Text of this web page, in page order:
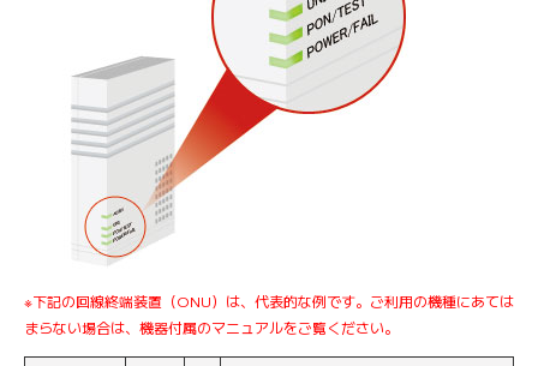
※下記の回線終端装置（ONU）は、代表的な例です。ご利用の機種にあては
まらない場合は、機器付属のマニュアルをご覧ください。